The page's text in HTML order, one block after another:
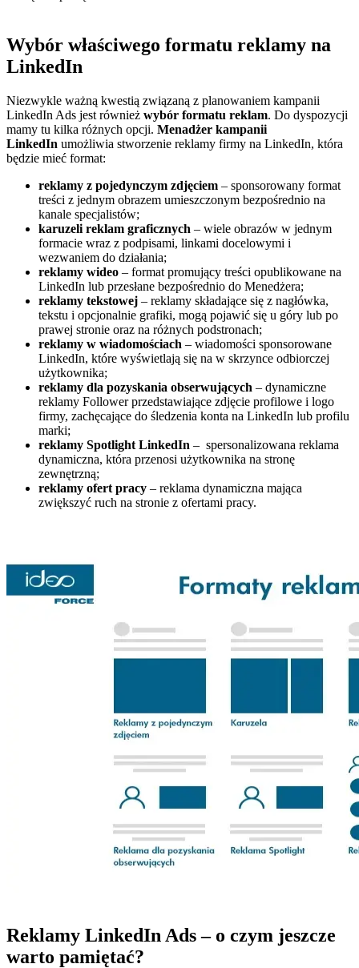
Wybór właściwego formatu reklamy na
LinkedIn
Niezwykle ważną kwestią związaną z planowaniem kampanii
LinkedIn Ads jest również wybór formatu reklam. Do dyspozycji
mamy tu kilka różnych opcji. Menadżer kampanii
LinkedIn umożliwia stworzenie reklamy firmy na LinkedIn, która
będzie mieć format:
reklamy z pojedynczym zdjęciem – sponsorowany format
treści z jednym obrazem umieszczonym bezpośrednio na
kanale specjalistów;
karuzeli reklam graficznych – wiele obrazów w jednym
formacie wraz z podpisami, linkami docelowymi i
wezwaniem do działania;
reklamy wideo – format promujący treści opublikowane na
LinkedIn lub przesłane bezpośrednio do Menedżera;
reklamy tekstowej – reklamy składające się z nagłówka,
tekstu i opcjonalnie grafiki, mogą pojawić się u góry lub po
prawej stronie oraz na różnych podstronach;
reklamy w wiadomościach – wiadomości sponsorowane
LinkedIn, które wyświetlają się na w skrzynce odbiorczej
użytkownika;
reklamy dla pozyskania obserwujących – dynamiczne
reklamy Follower przedstawiające zdjęcie profilowe i logo
firmy, zachęcające do śledzenia konta na LinkedIn lub profilu
marki;
reklamy Spotlight LinkedIn – spersonalizowana reklama
dynamiczna, która przenosi użytkownika na stronę
zewnętrzną;
reklamy ofert pracy – reklama dynamiczna mająca
zwiększyć ruch na stronie z ofertami pracy.
Reklamy LinkedIn Ads – o czym jeszcze
warto pamiętać?